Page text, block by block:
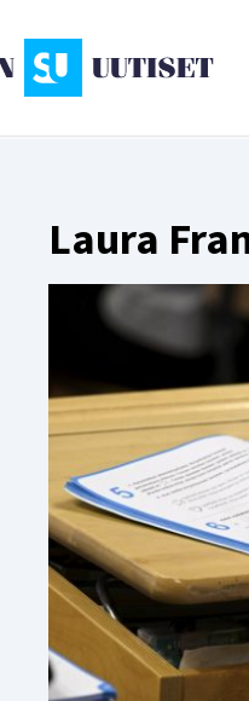
Laura